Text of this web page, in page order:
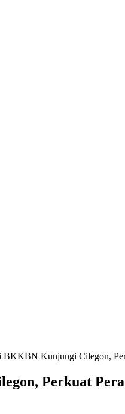
BKKBN Kunjungi Cilegon,
Perkuat